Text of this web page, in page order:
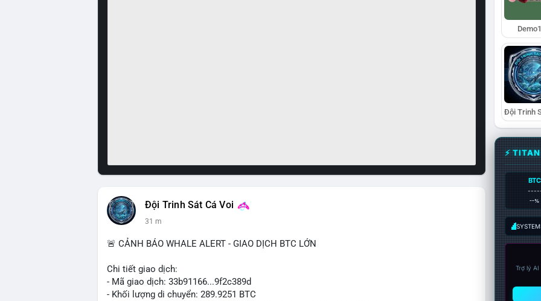
Đội Trinh Sát Cá Voi
31 m
🚨 CẢNH BÁO WHALE ALERT - GIAO DỊCH BTC LỚN
Chi tiết giao dịch:
- Mã giao dịch: 33b91166...9f2c389d
- Khối lượng di chuyển: 289.9251 BTC
⚡
BTC
--%
Trợ lý